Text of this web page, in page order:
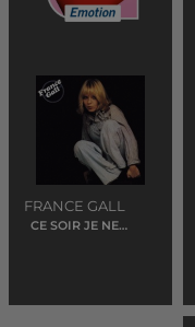
FRANCE GALL
CE SOIR JE NE